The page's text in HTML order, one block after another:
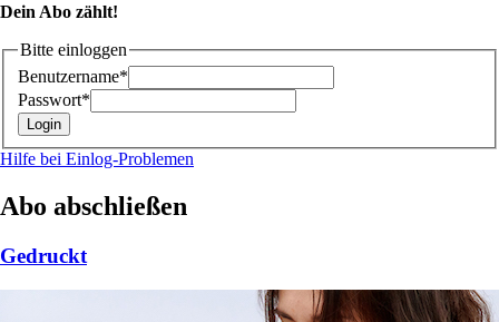
Dein Abo zählt!
Bitte einloggen
Benutzername*
Passwort*
Hilfe bei Einlog-Problemen
Abo abschließen
Gedruckt